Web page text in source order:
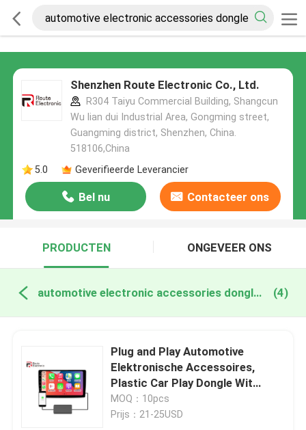
Shenzhen Route Electronic Co., Ltd.
R304 Taiyu Commercial Building, Shangcun
Wu lian dui Industrial Area, Gongming street,
Guangming district, Shenzhen, China.
518106,China
5.0
Geverifieerde Leverancier
Bel nu Contacteer ons
PRODUCTEN ONGEVEER ONS
automotive electronic accessories dongle black online fabricage (4)
Plug and Play Automotive
Elektronische Accessoires,
Plastic Car Play Dongle Wit
Zwart
MOQ：10pcs
Prijs：21-25USD